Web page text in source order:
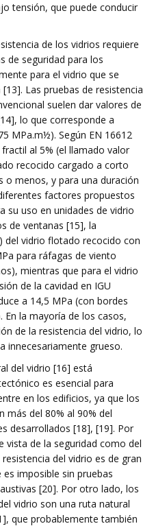
tensión, que puede conducir
de los vidrios requiere
de seguridad para los
para el vidrio que se
Las pruebas de resistencia
suelen dar valores de
lo que corresponde a
MPa.m½). Según EN 16612
al 5% (el llamado valor
recocido cargado a corto
o menos, y para una duración
factores propuestos
su uso en unidades de vidrio
de ventanas [15], la
del vidrio flotado recocido con
para ráfagas de viento
mientras que para el vidrio
de la cavidad en IGU
a 14,5 MPa (con bordes
la mayoría de los casos,
de la resistencia del vidrio, lo
innecesariamente grueso.
del vidrio [16] está
es esencial para
en los edificios, ya que los
más del 80% al 90% del
desarrollados [18], [19]. Por
de la seguridad como del
del vidrio es de gran
imposible sin pruebas
[20]. Por otro lado, los
vidrio son una ruta natural
que probablemente también